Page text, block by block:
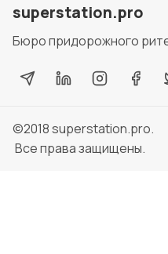
superstation.pro
Бюро придорожного
©2018superstation.pro.
Все права защищены.